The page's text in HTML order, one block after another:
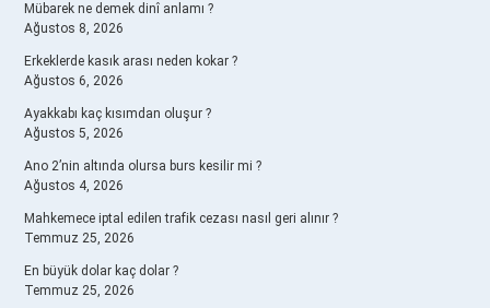
Mübarek ne demek dinî anlamı ?
Ağustos 8, 2026
Erkeklerde kasık arası neden kokar ?
Ağustos 6, 2026
Ayakkabı kaç kısımdan oluşur ?
Ağustos 5, 2026
Ano 2’nin altında olursa burs kesilir mi ?
Ağustos 4, 2026
Mahkemece iptal edilen trafik cezası nasıl geri alınır ?
Temmuz 25, 2026
En büyük dolar kaç dolar ?
Temmuz 25, 2026